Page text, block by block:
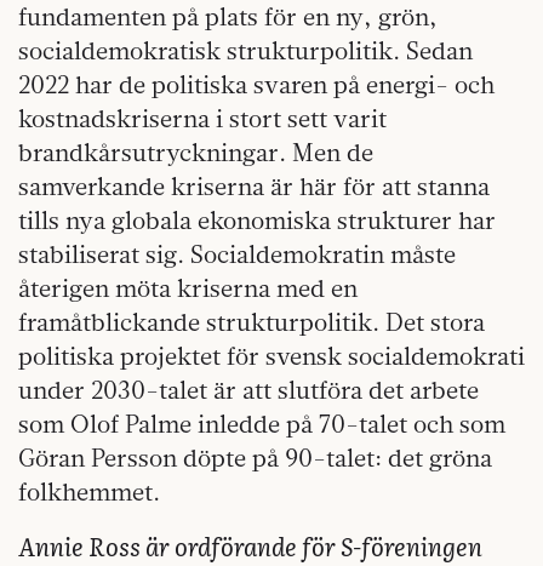
fundamenten på plats för en ny, grön,
socialdemokratisk strukturpolitik. Sedan
2022 har de politiska svaren på energi- och
kostnadskriserna i stort sett varit
brandkårsutryckningar. Men de
samverkande kriserna är här för att stanna
tills nya globala ekonomiska strukturer har
stabiliserat sig. Socialdemokratin måste
återigen möta kriserna med en
framåtblickande strukturpolitik. Det stora
politiska projektet för svensk socialdemokrati
under 2030-talet är att slutföra det arbete
som Olof Palme inledde på 70-talet och som
Göran Persson döpte på 90-talet: det gröna
folkhemmet.
Annie Ross är ordförande för S-föreningen